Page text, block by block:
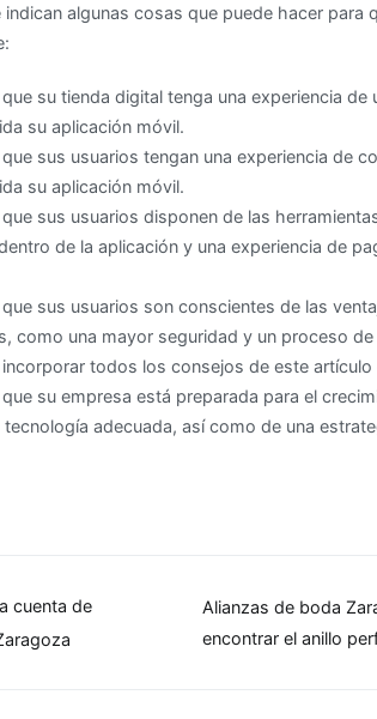
indican algunas cosas que puede hacer para
su tienda digital tenga una experiencia
su aplicación móvil.
sus usuarios tengan una experiencia de
su aplicación móvil.
sus usuarios disponen de las
de la aplicación y una experiencia de
sus usuarios son conscientes de las
como una mayor seguridad y un proceso
todos los consejos de este
su empresa está preparada para el
adecuada, así como de una
cuenta de
Alianzas de boda
encontrar el anillo